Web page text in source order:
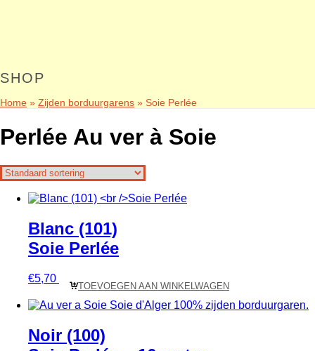
SHOP
Home » Zijden borduurgarens » Soie Perlée
Perlée Au ver à Soie
Blanc (101)
Soie Perlée
€5,70
TOEVOEGEN AAN WINKELWAGEN
Noir (100)